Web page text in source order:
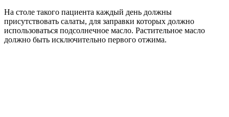
На столе такого пациента каждый день должны
присутствовать салаты, для заправки которых должно
использоваться подсолнечное масло. Растительное масло
должно быть исключительно первого отжима.